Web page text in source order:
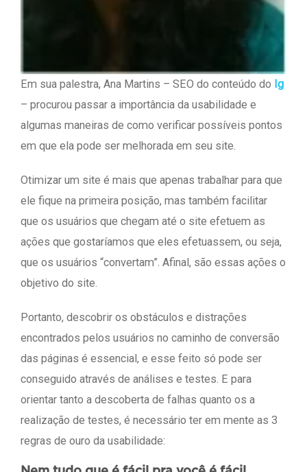
Em sua palestra, Ana Martins – SEO do conteúdo do Ig
– procurou passar a importância da usabilidade e
algumas maneiras de como verificar possíveis pontos
em que ela pode ser melhorada em seu site.
Otimizar um site é mais que apenas trabalhar para que
ele fique na primeira posição, mas também facilitar
que os usuários que chegam até o site efetuem as
ações que gostaríamos que eles efetuassem, ou seja,
que os usuários “convertam”. Afinal, são essas ações o
objetivo do site.
Portanto, descobrir os obstáculos e distrações
encontrados pelos usuários no caminho de conversão
das páginas é essencial, e esse feito só pode ser
conseguido através de análises e testes. E para
orientar tanto a descoberta de falhas quanto os a
realização de testes, é necessário ter em mente as 3
regras de ouro da usabilidade: